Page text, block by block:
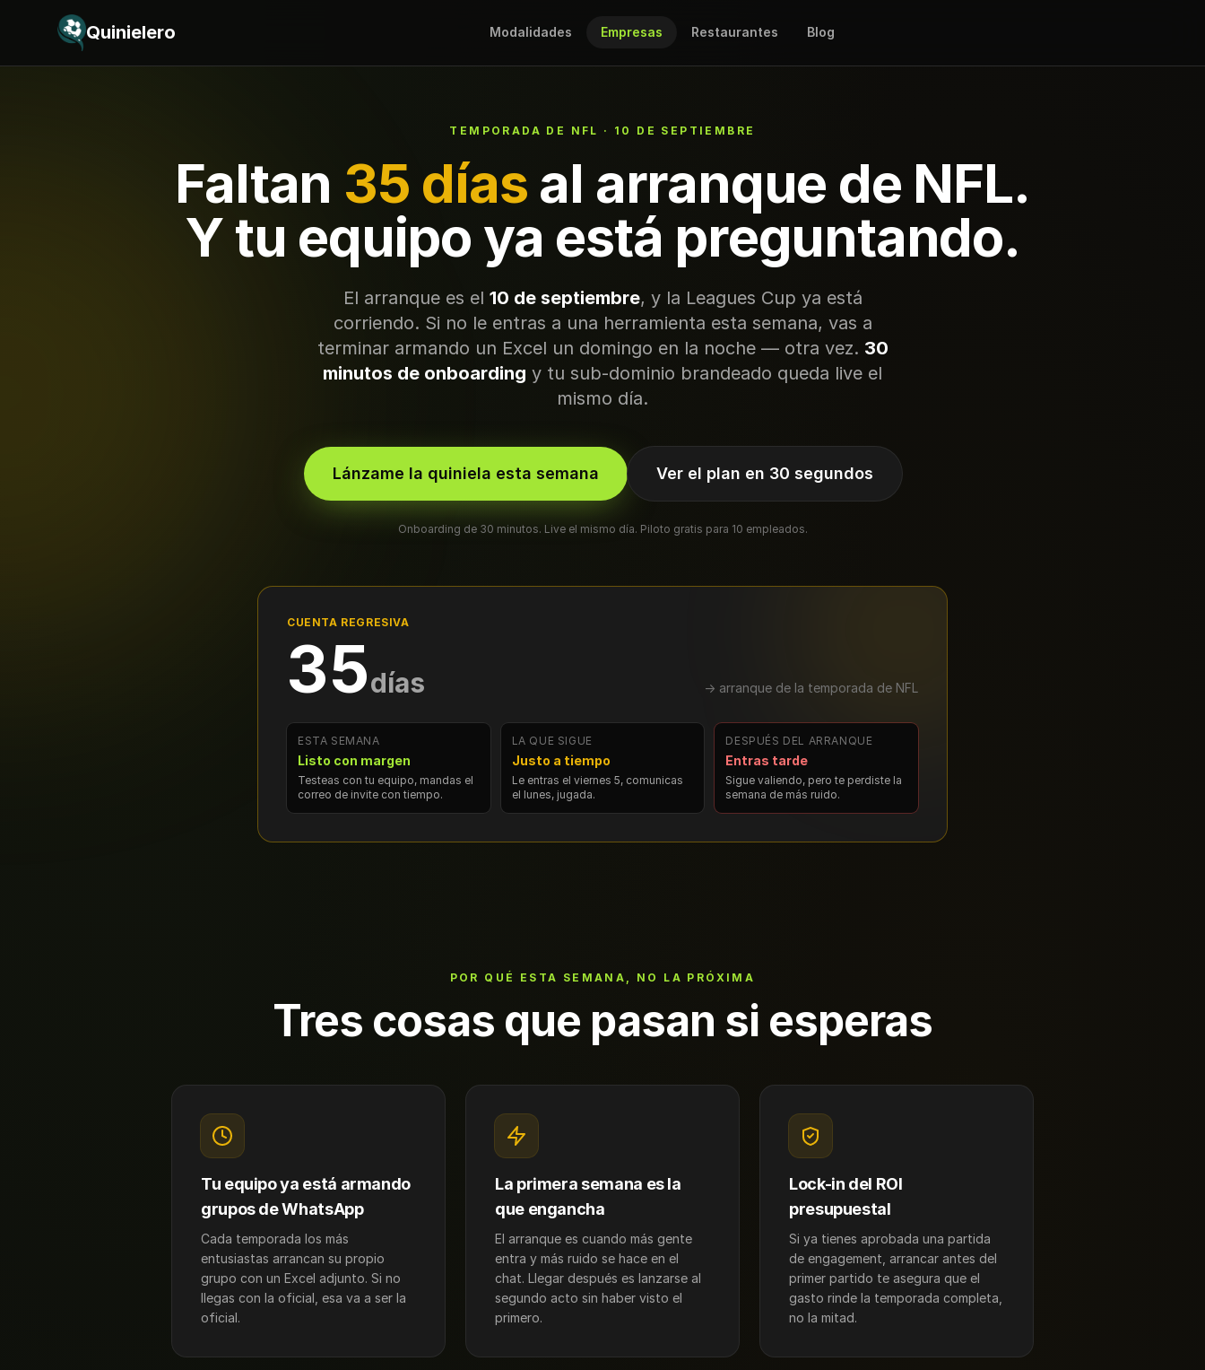
Saltar al contenido
Quinielero Modalidades Empresas Restaurantes Blog
TEMPORADA DE NFL · 10 DE SEPTIEMBRE
Faltan 35 días al arranque de NFL.
Y tu equipo ya está preguntando.
El arranque es el 10 de septiembre, y la Leagues Cup ya está
corriendo. Si no le entras a una herramienta esta semana, vas a
terminar armando un Excel un domingo en la noche — otra vez. 30
minutos de onboarding y tu sub-dominio brandeado queda live el
mismo día.
Lánzame la quiniela esta semana Ver el plan en 30 segundos
Onboarding de 30 minutos. Live el mismo día. Piloto gratis para 10 empleados.
CUENTA REGRESIVA
35días → arranque de la temporada de NFL
ESTA SEMANA
Listo con margen
Testeas con tu equipo, mandas el
correo de invite con tiempo.
LA QUE SIGUE
Justo a tiempo
Le entras el viernes 5, comunicas
el lunes, jugada.
DESPUÉS DEL ARRANQUE
Entras tarde
Sigue valiendo, pero te perdiste la
semana de más ruido.
POR QUÉ ESTA SEMANA, NO LA PRÓXIMA
Tres cosas que pasan si esperas
Tu equipo ya está armando
grupos de WhatsApp
Cada temporada los más
entusiastas arrancan su propio
grupo con un Excel adjunto. Si no
llegas con la oficial, esa va a ser la
oficial.
La primera semana es la
que engancha
El arranque es cuando más gente
entra y más ruido se hace en el
chat. Llegar después es lanzarse al
segundo acto sin haber visto el
primero.
Lock-in del ROI
presupuestal
Si ya tienes aprobada una partida
de engagement, arrancar antes del
primer partido te asegura que el
gasto rinde la temporada completa,
no la mitad.